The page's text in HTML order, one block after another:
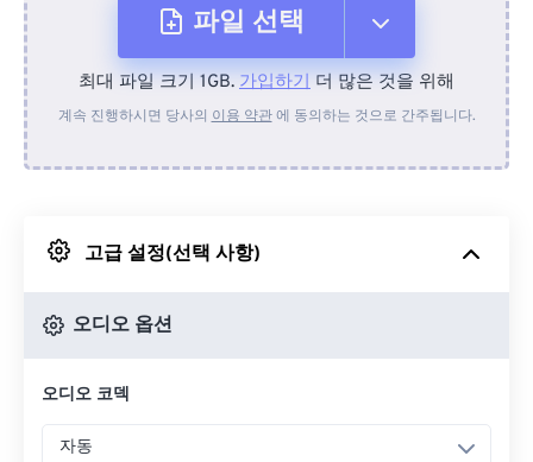
파일 선택
장치에서
Google 드라이브에서
최대 파일 크기 1GB. 가입하기 더 많은 것을 위해
계속 진행하시면 당사의 이용 약관에 동의하는 것으로 간주됩니다.
고급 설정(선택 사항)
오디오 옵션
오디오 코덱
자동